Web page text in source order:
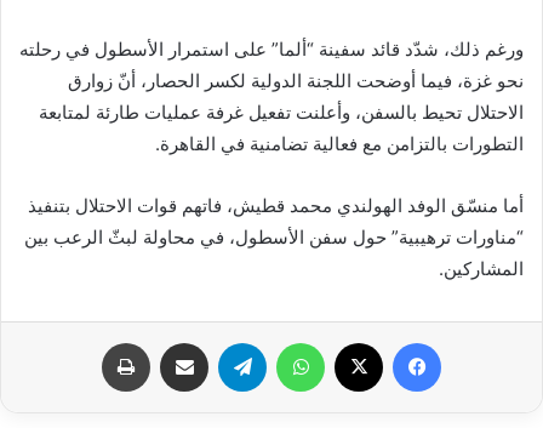
ورغم ذلك، شدّد قائد سفينة “ألما” على استمرار الأسطول في رحلته
نحو غزة، فيما أوضحت اللجنة الدولية لكسر الحصار، أنّ زوارق
الاحتلال تحيط بالسفن، وأعلنت تفعيل غرفة عمليات طارئة لمتابعة
التطورات بالتزامن مع فعالية تضامنية في القاهرة.
أما منسّق الوفد الهولندي محمد قطيش، فاتهم قوات الاحتلال بتنفيذ
“مناورات ترهيبية” حول سفن الأسطول، في محاولة لبثّ الرعب بين
المشاركين.
فيسبوك واتساب تيلقرام مشاركة عبر البريد